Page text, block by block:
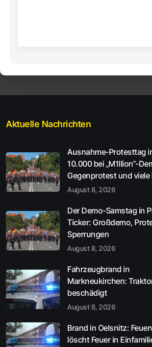
Aktuelle Nachrichten
Ausnahme-Protesttag
10.000 bei „M1llion“-
Gegenprotest und viele
August 8, 2026
Der Demo-Samstag in
Ticker: Großdemo,
Sperrungen
August 8, 2026
Fahrzeugbrand in
Markneukirchen:
beschädigt
August 8, 2026
Brand in Oelsnitz:
löscht Feuer in